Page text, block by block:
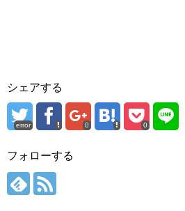
シェアする
error 0 0
フォローする